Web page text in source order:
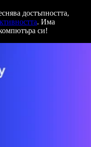
достъпността,
. Има
си!